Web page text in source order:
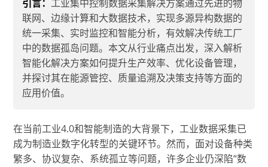
引言：工业集中控制数据采集解决方案通过先进的物
联网、边缘计算和大数据技术，实现多源异构数据的
统一采集、实时监控和智能分析，有效解决传统工厂
中的数据孤岛问题。本文从行业痛点出发，深入解析
智能化解决方案如何提升生产效率、优化设备管理，
并探讨其在能源管控、质量追溯及决策支持等方面的
应用价值。
在当前工业4.0和智能制造的大背景下，工业数据采集已
成为制造业数字化转型的关键环节。然而，面对设备种类
繁多、协议复杂、系统孤立等问题，许多企业仍深陷“数